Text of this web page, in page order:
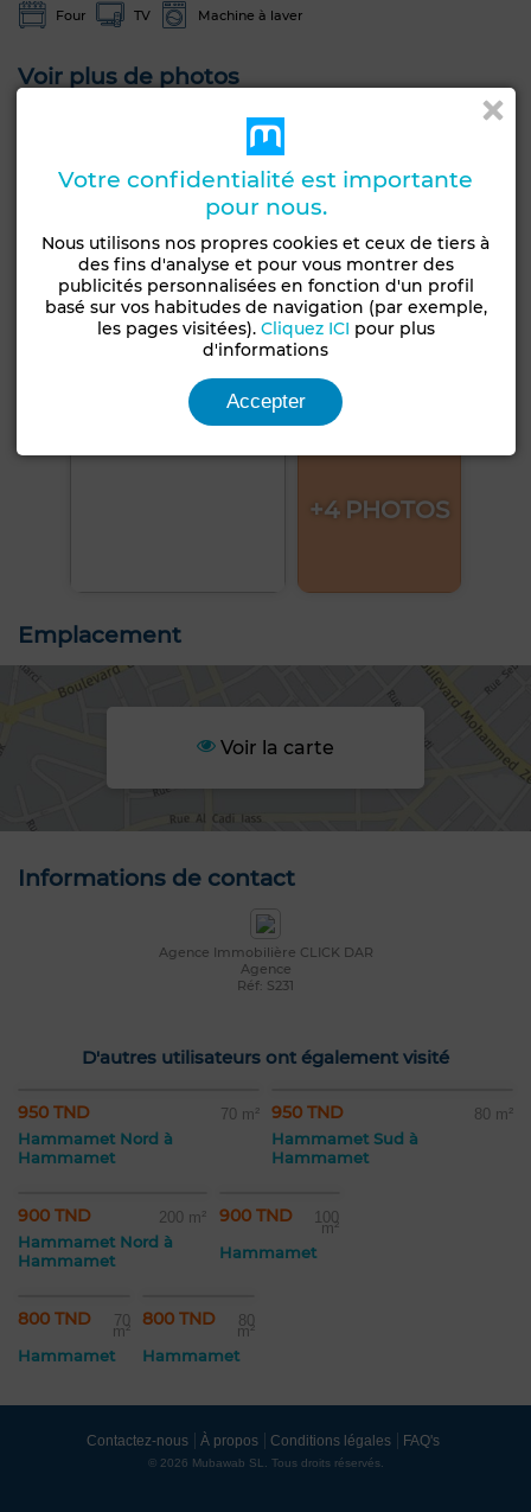
Four TV Machine à laver
Voir plus de photos
+4 PHOTOS
Emplacement
Voir la carte
Informations de contact
Agence Immobilière CLICK DAR
Agence
Réf: S231
D'autres utilisateurs ont également visité
950 TND 70 m²
Hammamet Nord à
Hammamet
950 TND 80 m²
Hammamet Sud à
Hammamet
900 TND 200 m²
Hammamet Nord à
Hammamet
900 TND 100
m²
Hammamet
800 TND 70
m²
Hammamet
800 TND 80
m²
Hammamet
Contactez-nous À propos Conditions légales FAQ's
© 2026 Mubawab SL. Tous droits réservés.
Votre confidentialité est importante
pour nous.
Nous utilisons nos propres cookies et ceux de tiers à
des fins d'analyse et pour vous montrer des
publicités personnalisées en fonction d'un profil
basé sur vos habitudes de navigation (par exemple,
les pages visitées). Cliquez ICI pour plus
d'informations
Accepter